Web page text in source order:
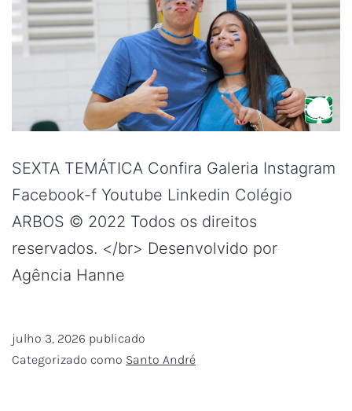
SEXTA TEMÁTICA Confira Galeria Instagram
Facebook-f Youtube Linkedin Colégio
ARBOS © 2022 Todos os direitos
reservados. </br> Desenvolvido por
Agência Hanne
julho 3, 2026 publicado
Categorizado como Santo André